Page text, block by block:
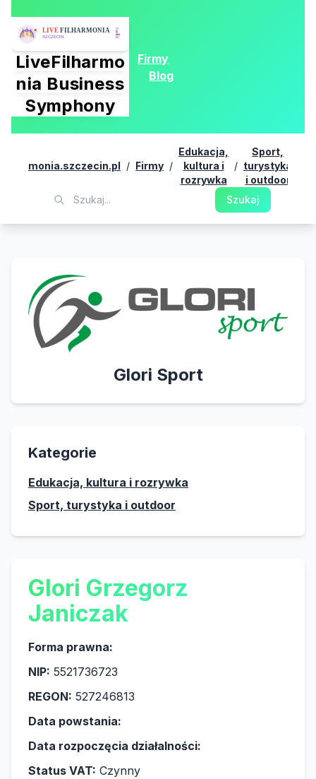
LiveFilharmo
nia Business
Symphony
Firmy
Blog
/ Firmy /
Edukacja,
kultura i
rozrywka
/
Sport,
turystyka
i outdoor
Szukaj
Glori Sport
Kategorie
Edukacja, kultura i rozrywka
Sport, turystyka i outdoor
Glori Grzegorz
Janiczak
Forma prawna:
NIP: 5521736723
REGON: 527246813
Data powstania:
Data rozpoczęcia działalności:
Status VAT: Czynny